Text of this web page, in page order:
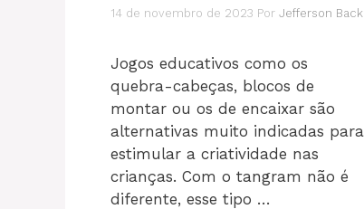
14 de novembro de 2023 Por Jefferson Back
Jogos educativos como os
quebra-cabeças, blocos de
montar ou os de encaixar são
alternativas muito indicadas para
estimular a criatividade nas
crianças. Com o tangram não é
diferente, esse tipo …